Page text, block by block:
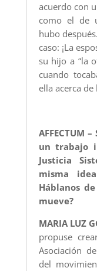
acuerdo con
como el de
hubo
caso: ¡La
su hijo a “la
cuando
ella acerca
AFFECTUM
un trabajo
Justicia
misma
Háblanos
mueve?
MARIA LUZ
propuse
Asociación
del